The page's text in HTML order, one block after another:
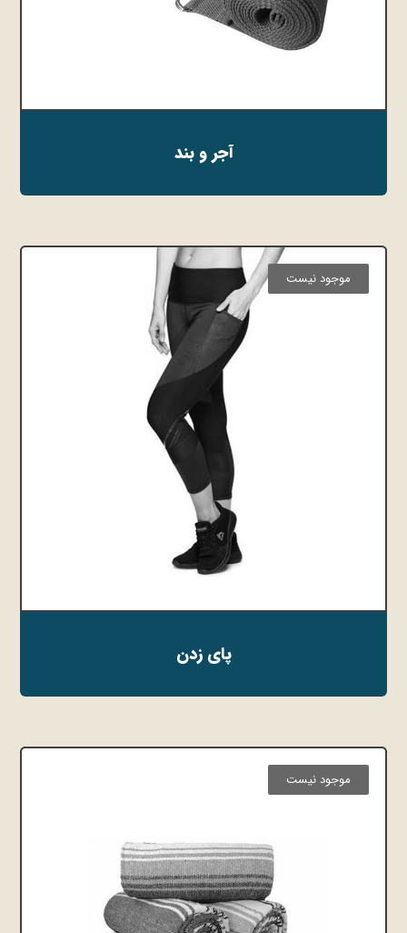
آجر و بند
پای زدن
موجود نیست
موجود نیست